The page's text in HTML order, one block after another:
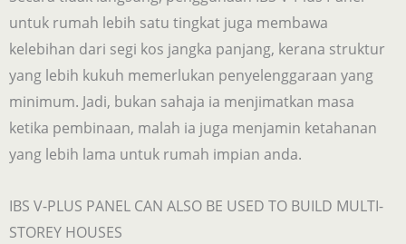
untuk rumah lebih satu tingkat juga membawa
kelebihan dari segi kos jangka panjang, kerana struktur
yang lebih kukuh memerlukan penyelenggaraan yang
minimum. Jadi, bukan sahaja ia menjimatkan masa
ketika pembinaan, malah ia juga menjamin ketahanan
yang lebih lama untuk rumah impian anda.
IBS V-PLUS PANEL CAN ALSO BE USED TO BUILD MULTI-
STOREY HOUSES